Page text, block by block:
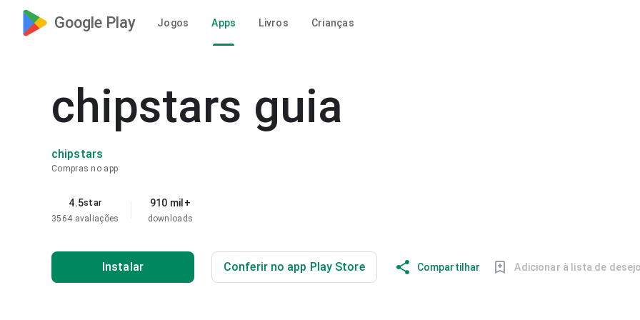
Google Play Jogos Apps Livros Crianças
chipstars guia
chipstars
Compras no app
4.5star
3564 avaliações
910 mil+
downloads
Instalar Conferir no app Play Store Compartilhar Adicionar à lista de